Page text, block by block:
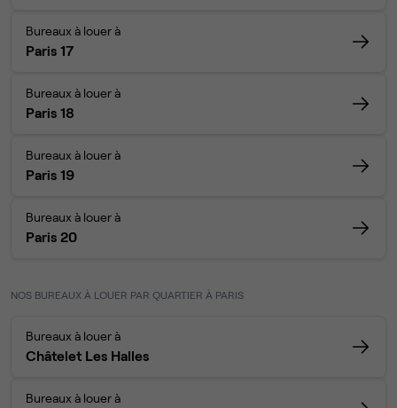
Bureaux à louer à
Paris 17
Bureaux à louer à
Paris 18
Bureaux à louer à
Paris 19
Bureaux à louer à
Paris 20
NOS BUREAUX À LOUER PAR QUARTIER À PARIS
Bureaux à louer à
Châtelet Les Halles
Bureaux à louer à